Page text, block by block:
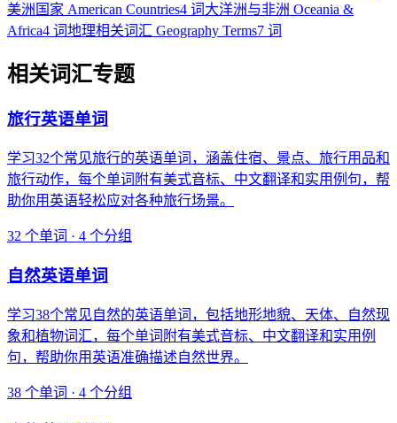
美洲国家 American Countries4 词 大洋洲与非洲 Oceania &
Africa4 词地理相关词汇 Geography Terms7 词
相关词汇专题
旅行英语单词
学习32个常见旅行的英语单词，涵盖住宿、景点、旅行用品和
旅行动作，每个单词附有美式音标、中文翻译和实用例句，帮
助你用英语轻松应对各种旅行场景。
32 个单词 · 4 个分组
自然英语单词
学习38个常见自然的英语单词，包括地形地貌、天体、自然现
象和植物词汇，每个单词附有美式音标、中文翻译和实用例
句，帮助你用英语准确描述自然世界。
38 个单词 · 4 个分组